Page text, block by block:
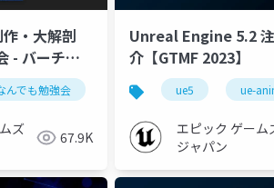
・大解剖
- バーチャ
んでも勉強会 ue-environment ue-
ズ
67.9K
Unreal Engine 5.2
介【GTMF 2023】
ue5 ue-
エピック ゲーム
ジャパン